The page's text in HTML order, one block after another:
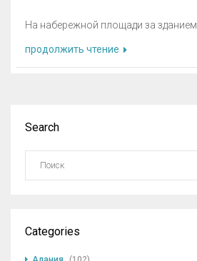
На набережной площади за зданием
продолжить чтение
Search
Categories